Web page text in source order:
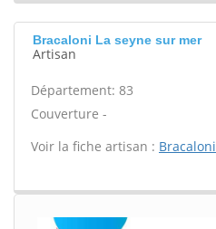
Bracaloni La seyne sur mer
Artisan
Département: 83
Couverture -
Voir la fiche artisan : Bracaloni